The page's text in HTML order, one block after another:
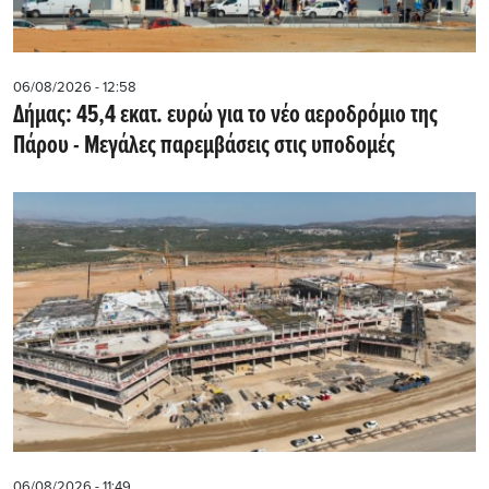
06/08/2026 - 12:58
Δήμας: 45,4 εκατ. ευρώ για το νέο αεροδρόμιο της
Πάρου - Μεγάλες παρεμβάσεις στις υποδομές